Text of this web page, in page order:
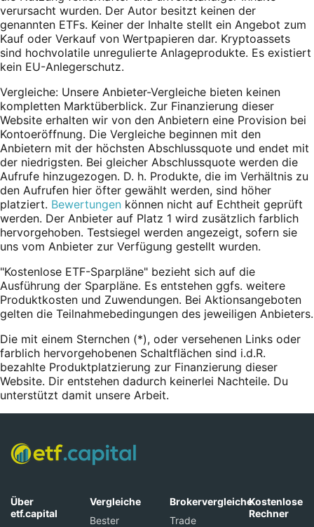
verursacht wurden. Der Autor besitzt keinen der
genannten ETFs. Keiner der Inhalte stellt ein Angebot zum
Kauf oder Verkauf von Wertpapieren dar. Kryptoassets
sind hochvolatile unregulierte Anlageprodukte. Es existiert
kein EU-Anlegerschutz.
Vergleiche: Unsere Anbieter-Vergleiche bieten keinen
kompletten Marktüberblick. Zur Finanzierung dieser
Website erhalten wir von den Anbietern eine Provision bei
Kontoeröffnung. Die Vergleiche beginnen mit den
Anbietern mit der höchsten Abschlussquote und endet mit
der niedrigsten. Bei gleicher Abschlussquote werden die
Aufrufe hinzugezogen. D. h. Produkte, die im Verhältnis zu
den Aufrufen hier öfter gewählt werden, sind höher
platziert. Bewertungen können nicht auf Echtheit geprüft
werden. Der Anbieter auf Platz 1 wird zusätzlich farblich
hervorgehoben. Testsiegel werden angezeigt, sofern sie
uns vom Anbieter zur Verfügung gestellt wurden.
"Kostenlose ETF-Sparpläne" bezieht sich auf die
Ausführung der Sparpläne. Es entstehen ggfs. weitere
Produktkosten und Zuwendungen. Bei Aktionsangeboten
gelten die Teilnahmebedingungen des jeweiligen Anbieters.
Die mit einem Sternchen (*), oder versehenen Links oder
farblich hervorgehobenen Schaltflächen sind i.d.R.
bezahlte Produktplatzierung zur Finanzierung dieser
Website. Dir entstehen dadurch keinerlei Nachteile. Du
unterstützt damit unsere Arbeit.
Über
etf.capital
Vergleiche
Bester
Brokervergleiche
Trade
Kostenlose
Rechner